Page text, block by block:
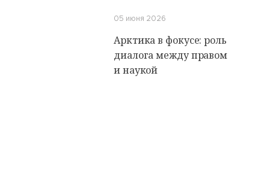
05 июня 2026
Арктика в фокусе: роль
диалога между правом
и наукой